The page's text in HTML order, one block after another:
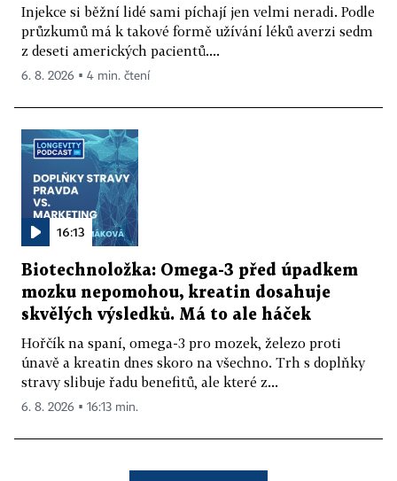
Injekce si běžní lidé sami píchají jen velmi neradi. Podle
průzkumů má k takové formě užívání léků averzi sedm
z deseti amerických pacientů....
6. 8. 2026 ▪ 4 min. čtení
16:13
Biotechnoložka: Omega-3 před úpadkem
mozku nepomohou, kreatin dosahuje
skvělých výsledků. Má to ale háček
Hořčík na spaní, omega-3 pro mozek, železo proti
únavě a kreatin dnes skoro na všechno. Trh s doplňky
stravy slibuje řadu benefitů, ale které z...
6. 8. 2026 ▪ 16:13 min.